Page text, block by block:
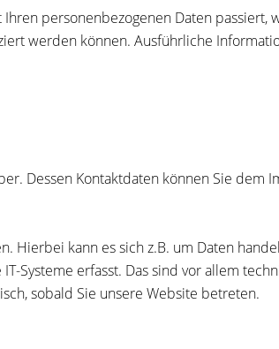
personenbezogenen Daten passiert,
werden können. Ausführliche
Dessen Kontaktdaten können Sie dem
kann es sich z.B. um Daten
erfasst. Das sind vor allem
sobald Sie unsere Website betreten.